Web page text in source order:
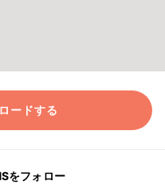
ードする
をフォロー